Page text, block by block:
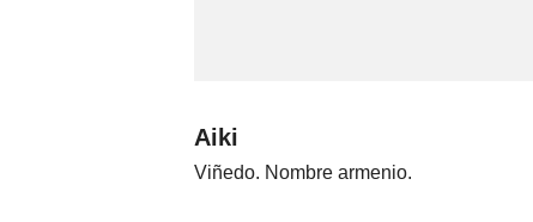
Aiki
Viñedo. Nombre armenio.